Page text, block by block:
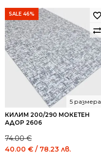
SALE 46%
КИЛИМ 200/290 МОКЕТЕН
АДОР 2606
5 размера
74.00€
Original
40.00 € / 78.23 лв.